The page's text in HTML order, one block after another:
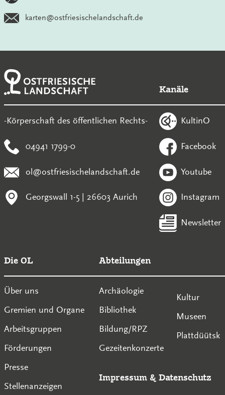
karten@ostfriesischelandschaft.de
-Körperschaft des öffentlichen Rechts-
04941 1799-0
ol@ostfriesischelandschaft.de
Georgswall 1-5 | 26603 Aurich
Kanäle
KultinO
Facebook
Youtube
Instagram
Newsletter
Die OL
Über uns
Gremien und Organe
Arbeitsgruppen
Förderungen
Presse
Stellenanzeigen
Abteilungen
Archäologie
Bibliothek
Bildung/RPZ
Gezeitenkonzerte
Kultur
Museen
Plattdüütsk
Impressum & Datenschutz